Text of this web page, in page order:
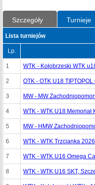
Szczegóły Turnieje
Lista turniejów
Lp.
1 WTK - Kołobrzeski WTK
2 OTK - OTK U18
3 MW - MW
4 WTK - WTK U18 Memoriał
5 MW - HMW
6 WTK - WTK Trzcianka
7 WTK - WTK U16 Omega
8 WTK - WTK U16 SKT,